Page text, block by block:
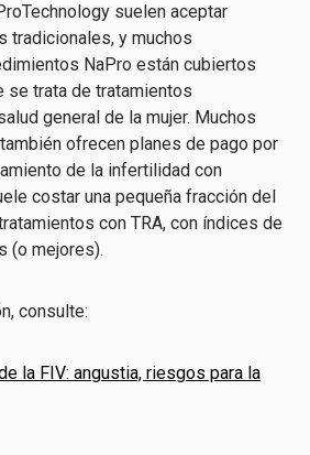
suelen aceptar
tradicionales, y muchos
NaPro están cubiertos
se trata de tratamientos
general de la mujer. Muchos
ofrecen planes de pago por
de la infertilidad con
costar una pequeña fracción del
con TRA, con índices de
(o mejores).
consulte:
la FIV: angustia, riesgos para la